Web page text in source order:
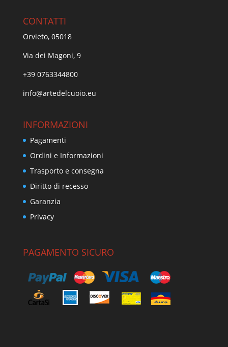
CONTATTI
Orvieto, 05018
Via dei Magoni, 9
+39 0763344800
info@artedelcuoio.eu
INFORMAZIONI
Pagamenti
Ordini e Informazioni
Trasporto e consegna
Diritto di recesso
Garanzia
Privacy
PAGAMENTO SICURO